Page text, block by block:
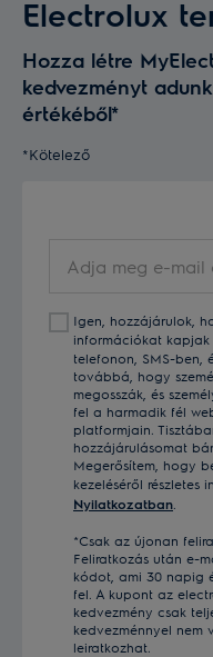
Electrolux
Hozza létre
kedvezményt
értékéből*
*Kötelező
meg
mail
címét
Igen, hozzájárulok,
információkat kapjak
telefonon, SMS-ben,
továbbá, hogy
megosszák, és
fel a harmadik fél
platformjain.
hozzájárulásomat
Megerősítem, hogy
kezeléséről
Nyilatkozatban
*Csak az újonan
Feliratkozás után e-
kódot, ami 30 napig
fel. A kupont az
kedvezmény csak
kedvezménnyel nem
leiratkozhat.